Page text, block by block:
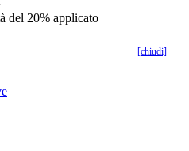
del 20% applicato
[chiudi]